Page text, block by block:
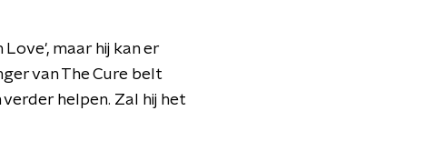
maar hij kan er
van The Cure belt
helpen. Zal hij het